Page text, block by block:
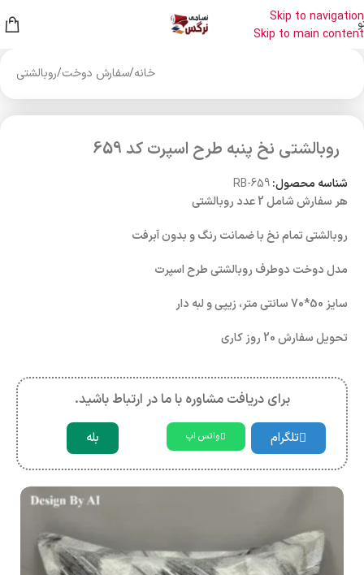
Skip to navigation
Skip to main content
خانه/سفارش دوخت/روبالشتی
روبالشتی نخ پنبه طرح اسپرت کد 659
شناسه محصول:RB-659
هر سفارش شامل 2 عدد روبالشتی
روبالشتی تمام نخ با ضمانت رنگ و بدون آبرفت
مدل دوخت دوطرف روبالشتی طرح اسپرت
سایز 50*70 سانتی متر، زیپی و لبه دار
تحویل سفارش 20 روز کاری
برای دریافت مشاوره با ما در ارتباط باشید.
تلگرام واتس اپ بله